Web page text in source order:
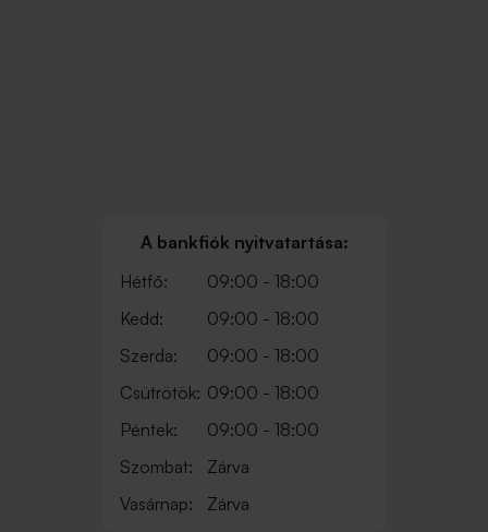
A bankfiók nyitvatartása:
Hétfő:
09:00 - 18:00
Kedd:
09:00 - 18:00
Szerda:
09:00 - 18:00
Csütrötök: 09:00 - 18:00
Péntek:
09:00 - 18:00
Szombat:
Zárva
Vasárnap:
Zárva